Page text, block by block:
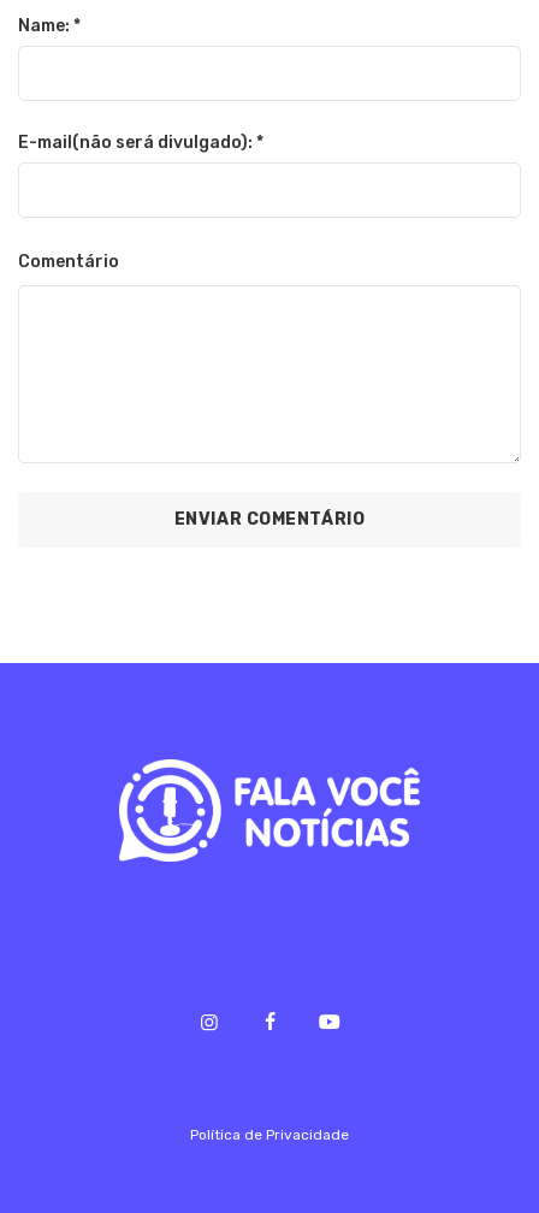
Name: *
E-mail(não será divulgado): *
Comentário
Política de Privacidade